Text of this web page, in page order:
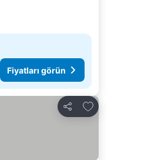
Fiyatları görün
Paylaş
Favorilerime ekle